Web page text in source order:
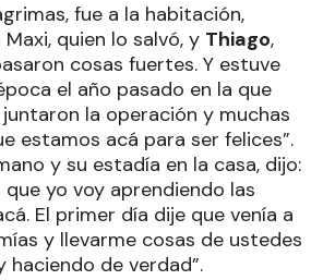
fue a la habitación,
quien lo salvó, y Thiago,
cosas fuertes. Y estuve
el año pasado en la que
la operación y muchas
estamos acá para ser felices”.
y su estadía en la casa, dijo:
que yo voy aprendiendo las
El primer día dije que venía a
y llevarme cosas de ustedes
haciendo de verdad”.